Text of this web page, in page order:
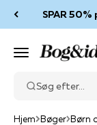
SPAR
Menu Bog & idé
Søg efter...
Hjem Bøger Børn